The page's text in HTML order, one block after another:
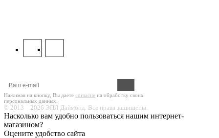
Нажимая на кнопку, Вы даете согласие на обработку своих
персональных данных.
© 2013—2026 ЭПЛ Даймонд. Все права защищены.
Насколько вам удобно пользоваться нашим интернет-
магазином?
Оцените удобство сайта